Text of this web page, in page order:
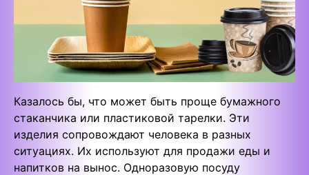
Казалось бы, что может быть проще бумажного
стаканчика или пластиковой тарелки. Эти
изделия сопровождают человека в разных
ситуациях. Их используют для продажи еды и
напитков на вынос. Одноразовую посуду